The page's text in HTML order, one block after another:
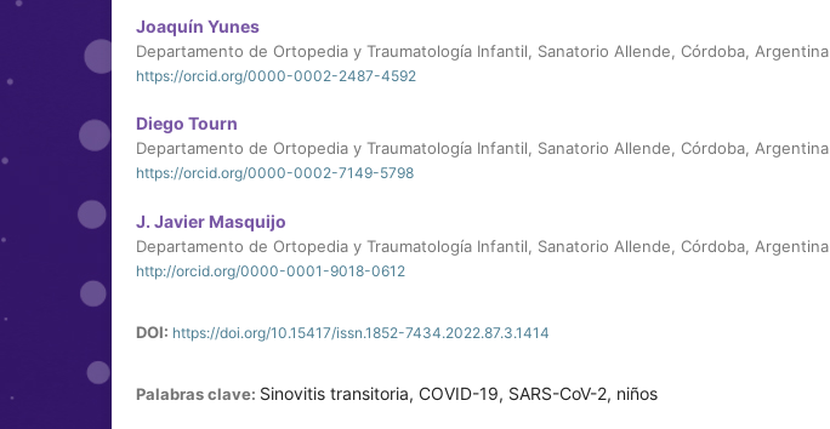
Joaquín Yunes
Departamento de Ortopedia y Traumatología Infantil, Sanatorio Allende, Córdoba, Argentina
https://orcid.org/0000-0002-2487-4592
Diego Tourn
Departamento de Ortopedia y Traumatología Infantil, Sanatorio Allende, Córdoba, Argentina
https://orcid.org/0000-0002-7149-5798
J. Javier Masquijo
Departamento de Ortopedia y Traumatología Infantil, Sanatorio Allende, Córdoba, Argentina
http://orcid.org/0000-0001-9018-0612
DOI: https://doi.org/10.15417/issn.1852-7434.2022.87.3.1414
Palabras clave: Sinovitis transitoria, COVID-19, SARS-CoV-2, niños